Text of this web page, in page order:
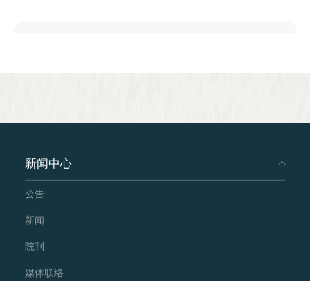
与语法教学
人民教育出版社
新闻中心
公告
新闻
院刊
媒体联络